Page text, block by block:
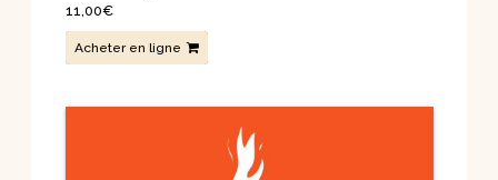
11,00€
Acheter en ligne